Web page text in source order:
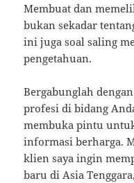
Membuat dan
bukan sekadar
ini juga soal saling
pengetahuan.
Bergabunglah
profesi di bidang
membuka pintu
informasi berharga.
klien saya ingin
baru di Asia